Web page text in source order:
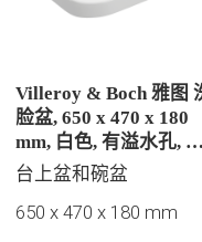
Villeroy & Boch 雅图
脸盆, 650 x 470 x 180
mm, 白色, 有溢水孔, 抛
光
台上盆和碗盆
650 x 470 x 180 mm